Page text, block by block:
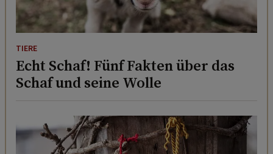
TIERE
Echt Schaf! Fünf Fakten über das
Schaf und seine Wolle